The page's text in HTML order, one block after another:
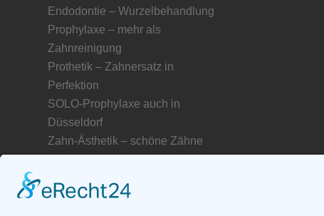
Endodontie – Wurzelbehandlung
Prophylaxe – mehr als
Zahnreinigung
Prothetik – Zahnersatz in
Perfektion
SOLO-Prophylaxe auch in
Düsseldorf
Zahn-Ästhetik – schöne Zähne
Zahnarztpraxis